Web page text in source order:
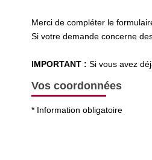
Merci de compléter le
Si votre demande concerne
IMPORTANT : Si vous avez
Vos coordonnées
* Information obligatoire